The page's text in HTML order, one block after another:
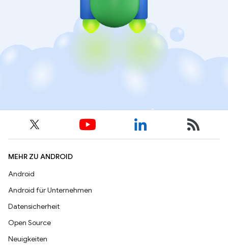
MEHR ZU ANDROID
Android
Android für Unternehmen
Datensicherheit
Open Source
Neuigkeiten